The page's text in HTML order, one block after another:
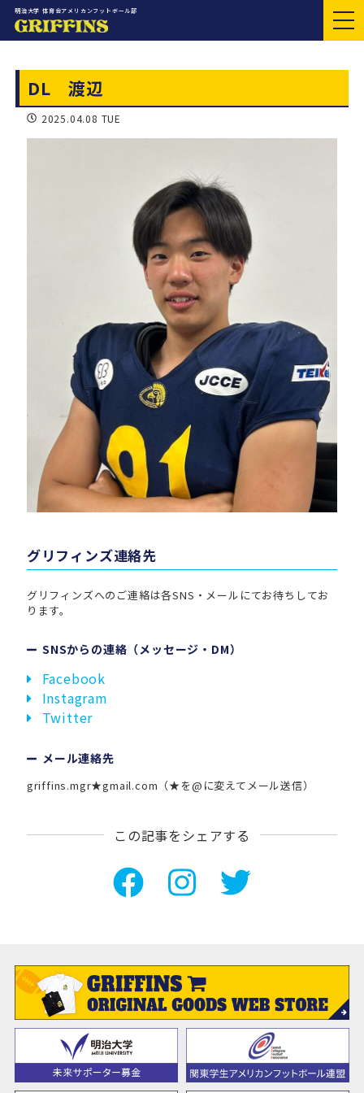
明治大学 体育会アメリカンフットボール部
DL 渡辺
2025.04.08 TUE
グリフィンズ連絡先
グリフィンズへのご連絡は各SNS・メールにてお待ちしてお
ります。
SNSからの連絡（メッセージ・DM）
Facebook
Instagram
Twitter
メール連絡先
griffins.mgr★gmail.com（★を@に変えてメール送信）
この記事をシェアする